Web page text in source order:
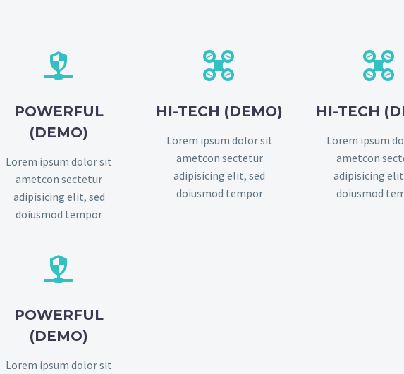


POWERFUL
(DEMO)
Lorem ipsum dolor sit
ametcon sectetur
adipisicing elit, sed
doiusmod tempor


HI-TECH (DEMO)
Lorem ipsum dolor sit
ametcon sectetur
adipisicing elit, sed
doiusmod tempor


HI-TECH
Lorem ipsum
ametcon
adipisicing
doiusmod


POWERFUL
(DEMO)
Lorem ipsum dolor sit